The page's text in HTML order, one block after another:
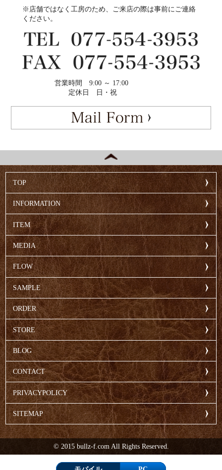
※店舗ではなく工房のため、ご来店の際は事前にご連絡
ください。
営業時間
9:00 ～ 17:00
定休日
日・祝
TOP
INFORMATION
ITEM
MEDIA
FLOW
SAMPLE
ORDER
STORE
BLOG
CONTACT
PRIVACYPOLICY
SITEMAP
© 2015 bullz-f.com All Rights Reserved.